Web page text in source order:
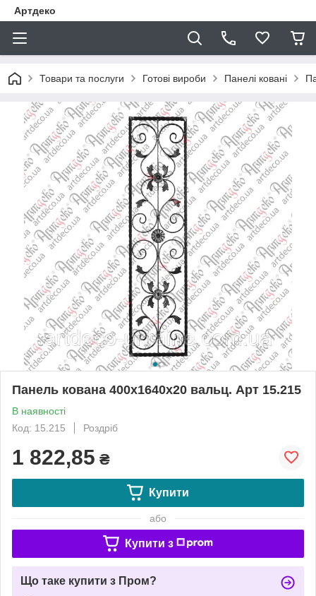
Артдеко
Товари та послуги Готові вироби Панелі ковані
Панель кована 400х1640х20 вальц. Арт 15.215
В наявності
Код: 15.215
Роздріб
1 822,85 ₴
Купити
або
Купити з
Що таке купити з Пром?